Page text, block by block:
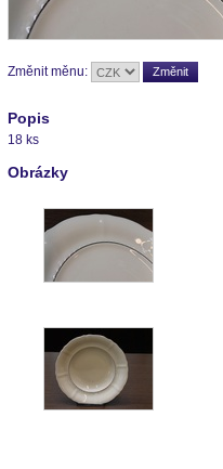
Změnit měnu:
Popis
18 ks
Obrázky